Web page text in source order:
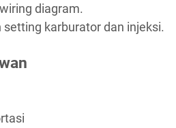
diagram.
karburator dan injeksi.